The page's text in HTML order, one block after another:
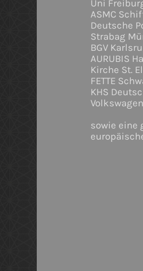
Uni
ASMC
Deutsche
Strabag
BGV
AURUBIS
Kirche St.
FETTE
KHS
sowie eine